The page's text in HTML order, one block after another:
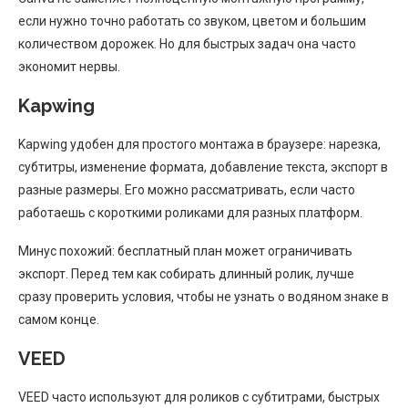
если нужно точно работать со звуком, цветом и большим
количеством дорожек. Но для быстрых задач она часто
экономит нервы.
Kapwing
Kapwing удобен для простого монтажа в браузере: нарезка,
субтитры, изменение формата, добавление текста, экспорт в
разные размеры. Его можно рассматривать, если часто
работаешь с короткими роликами для разных платформ.
Минус похожий: бесплатный план может ограничивать
экспорт. Перед тем как собирать длинный ролик, лучше
сразу проверить условия, чтобы не узнать о водяном знаке в
самом конце.
VEED
VEED часто используют для роликов с субтитрами, быстрых